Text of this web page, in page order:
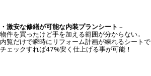
・激安な修繕が可能な内装プランシート –
物件を買ったけど手を加える範囲が分からない..
内覧だけで瞬時にリフォーム計画が練れるシートで
チェックすれば47%安く仕上げる事が可能！